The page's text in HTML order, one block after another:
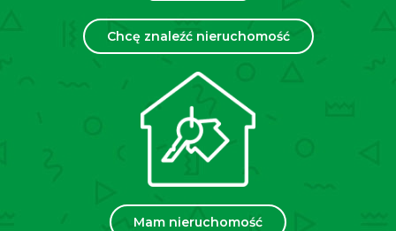
Chcę znaleźć nieruchomość
Mam nieruchomość
dojazd do centrum zajmuje jedyne 15 minut.
Doskonała lokalizacja pod względem aglomeracji
– odległość do najbliższego przystanku
autobusowego: 3 minut pieszo,
– Żabka – 1 minuta pieszo,
– Stacja benzynowa – 1 minuta pieszo,
– Siłownia – 1 minuta pieszo,